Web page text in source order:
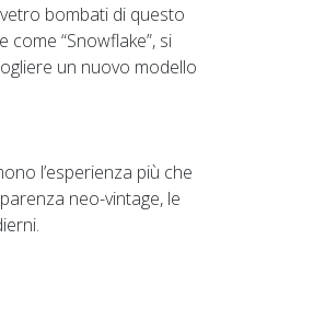
bombati di questo
“Snowflake”, si
un nuovo modello
l’esperienza più che
neo-vintage, le